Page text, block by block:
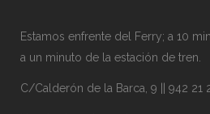
Estamos enfrente del Ferry; a 10
a un minuto de la estación de tren.
C/Calderón de la Barca, 9 || 942 21